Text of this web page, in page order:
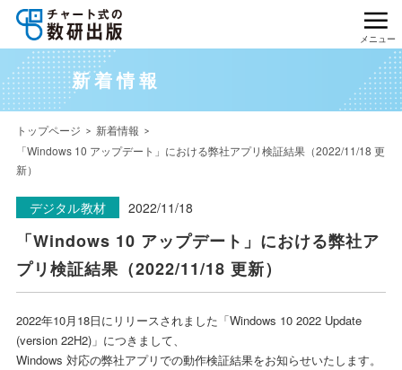
メニュー
新着情報
トップページ
新着情報
「Windows 10 アップデート」における弊社アプリ検証結果（2022/11/18 更
新）
デジタル教材 2022/11/18
「Windows 10 アップデート」における弊社ア
プリ検証結果（2022/11/18 更新）
2022年10月18日にリリースされました「Windows 10 2022 Update
(version 22H2)」につきまして、
Windows 対応の弊社アプリでの動作検証結果をお知らせいたします。